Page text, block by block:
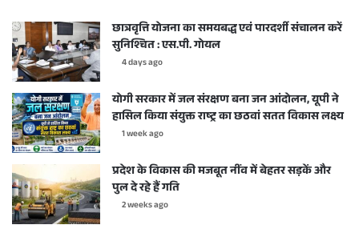
छात्रवृत्ति योजना का समयबद्ध एवं पारदर्शी संचालन करें
सुनिश्चित : एस.पी. गोयल
4 days ago
योगी सरकार में जल संरक्षण बना जन आंदोलन, यूपी ने
हासिल किया संयुक्त राष्ट्र का छठवां सतत विकास लक्ष्य
1 week ago
प्रदेश के विकास की मजबूत नींव में बेहतर सड़कें और
पुल दे रहे हैं गति
2 weeks ago